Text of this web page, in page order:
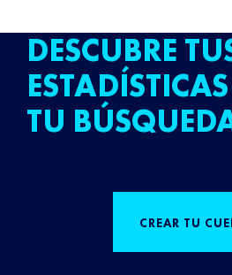
DESCUBRE
TU
CREAR TU